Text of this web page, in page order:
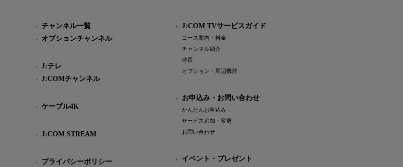
チャンネル一覧
オプションチャンネル
J:テレ
J:COMチャンネル
ケーブル4K
J:COM STREAM
プライバシーポリシー
J:COM TVサービスガイド
コース案内・料金
チャンネル紹介
特長
オプション・周辺機器
お申込み・お問い合わせ
かんたんお申込み
サービス追加・変更
お問い合わせ
イベント・プレゼント